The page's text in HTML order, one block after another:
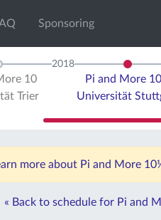
Sponsoring
10
Trier
2018
Pi and More
Universität
more about Pi and More
« Back to schedule for Pi and